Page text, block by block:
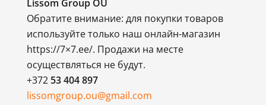
Lissom Group OÜ
Обратите внимание: для покупки товаров
используйте только наш онлайн-магазин
https://7×7.ee/. Продажи на месте
осуществляться не будут.
+372 53 404 897
lissomgroup.ou@gmail.com